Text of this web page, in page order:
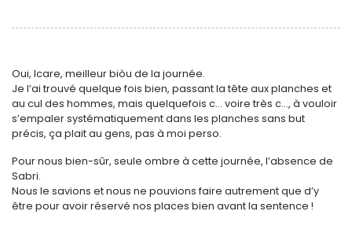
Oui, Icare, meilleur biòu de la journée.
Je l’ai trouvé quelque fois bien, passant la tête aux planches et
au cul des hommes, mais quelquefois c... voire très c..., à vouloir
s’empaler systématiquement dans les planches sans but
précis, ça plait au gens, pas à moi perso.
Pour nous bien-sûr, seule ombre à cette journée, l’absence de
Sabri.
Nous le savions et nous ne pouvions faire autrement que d’y
être pour avoir réservé nos places bien avant la sentence !